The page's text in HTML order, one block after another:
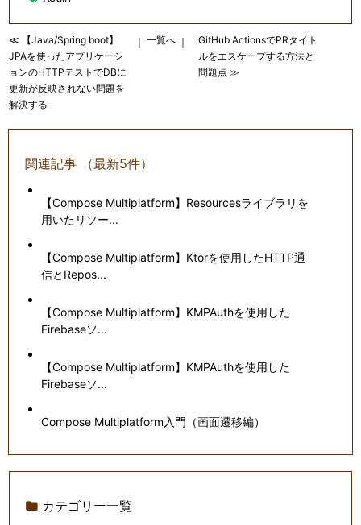
≪ 【Java/Spring boot】
JPAを使ったアプリケーシ
ョンのHTTPテストでDBに
更新が反映されない問題を
解決する
｜一覧へ ｜
GitHub ActionsでPRタイト
ルをエスケープする方法と
問題点 ≫
関連記事 （最新5件）
【Compose Multiplatform】Resourcesライブラリを
用いたリソー...
【Compose Multiplatform】Ktorを使用したHTTP通
信とRepos...
【Compose Multiplatform】KMPAuthを使用した
Firebaseソ...
【Compose Multiplatform】KMPAuthを使用した
Firebaseソ...
Compose Multiplatform入門（画面遷移編）
カテゴリー一覧